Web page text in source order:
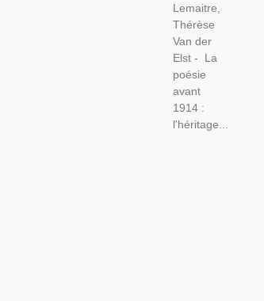
Lemaitre,
Thérèse
Van der
Elst - La
poésie
avant
1914 :
l'héritage...